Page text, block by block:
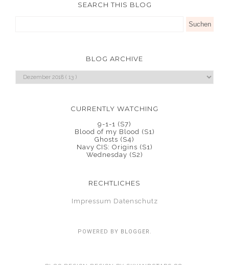
SEARCH THIS BLOG
BLOG ARCHIVE
CURRENTLY WATCHING
9-1-1 (S7)
Blood of my Blood (S1)
Ghosts (S4)
Navy CIS: Origins (S1)
Wednesday (S2)
RECHTLICHES
Impressum Datenschutz
POWERED BY BLOGGER .